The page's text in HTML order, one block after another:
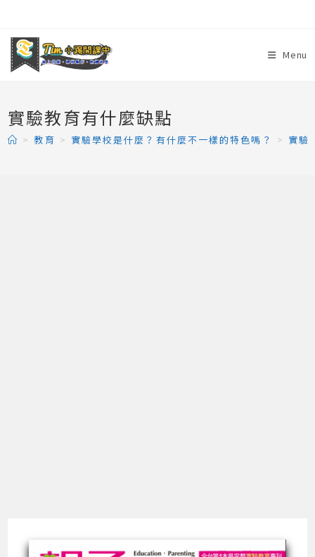
content
Menu
實驗教育有什麼缺點
> 教育 > 實驗學校是什麼？有什麼不一樣的特色嗎？ > 實驗